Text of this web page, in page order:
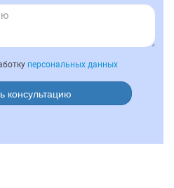
персональных данных
консультацию